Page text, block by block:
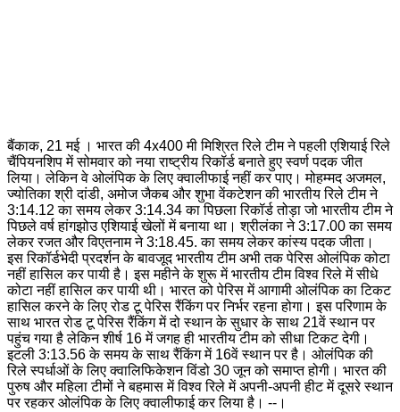
बैंकाक, 21 मई । भारत की 4x400 मी मिश्रित रिले टीम ने पहली एशियाई रिले
चैंपियनशिप में सोमवार को नया राष्ट्रीय रिकॉर्ड बनाते हुए स्वर्ण पदक जीत
लिया। लेकिन वे ओलंपिक के लिए क्वालीफाई नहीं कर पाए। मोहम्मद अजमल,
ज्योतिका श्री दांडी, अमोज जैकब और शुभा वेंकटेशन की भारतीय रिले टीम ने
3:14.12 का समय लेकर 3:14.34 का पिछला रिकॉर्ड तोड़ा जो भारतीय टीम ने
पिछले वर्ष हांगझोउ एशियाई खेलों में बनाया था। श्रीलंका ने 3:17.00 का समय
लेकर रजत और विएतनाम ने 3:18.45. का समय लेकर कांस्य पदक जीता।
इस रिकॉर्डभेदी प्रदर्शन के बावजूद भारतीय टीम अभी तक पेरिस ओलंपिक कोटा
नहीं हासिल कर पायी है। इस महीने के शुरू में भारतीय टीम विश्व रिले में सीधे
कोटा नहीं हासिल कर पायी थी। भारत को पेरिस में आगामी ओलंपिक का टिकट
हासिल करने के लिए रोड टू पेरिस रैंकिंग पर निर्भर रहना होगा। इस परिणाम के
साथ भारत रोड टू पेरिस रैंकिंग में दो स्थान के सुधार के साथ 21वें स्थान पर
पहुंच गया है लेकिन शीर्ष 16 में जगह ही भारतीय टीम को सीधा टिकट देगी।
इटली 3:13.56 के समय के साथ रैंकिंग में 16वें स्थान पर है। ओलंपिक की
रिले स्पर्धाओं के लिए क्वालिफिकेशन विंडो 30 जून को समाप्त होगी। भारत की
पुरुष और महिला टीमों ने बहमास में विश्व रिले में अपनी-अपनी हीट में दूसरे स्थान
पर रहकर ओलंपिक के लिए क्वालीफाई कर लिया है। --।